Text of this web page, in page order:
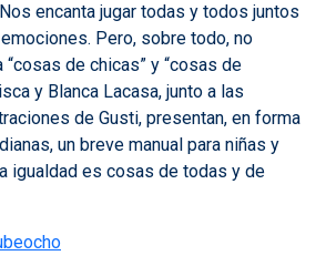
encanta jugar todas y todos juntos
Pero, sobre todo, no
de chicas” y “cosas de
y Blanca Lacasa, junto a las
de Gusti, presentan, en forma
un breve manual para niñas y
igualdad es cosas de todas y de